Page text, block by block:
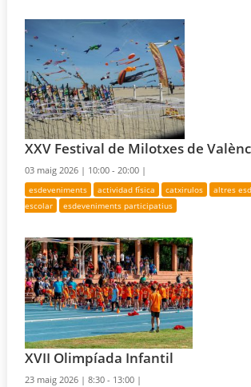
XXV Festival de Milotxes de
03 maig 2026 | 10:00 - 20:00 |
esdeveniments actividad física catxirulos altres
escolar
esdeveniments participatius
XVII Olimpíada Infantil
23 maig 2026 |8:30 - 13:00 |